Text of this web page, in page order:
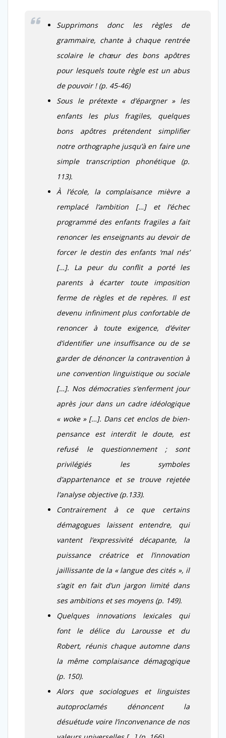
Supprimons donc les règles de
grammaire, chante à chaque rentrée
scolaire le chœur des bons apôtres
pour lesquels toute règle est un abus
de pouvoir ! (p. 45-46)
Sous le prétexte « d’épargner » les
enfants les plus fragiles, quelques
bons apôtres prétendent simplifier
notre orthographe jusqu’à en faire une
simple transcription phonétique (p.
113).
À l’école, la complaisance mièvre a
remplacé l’ambition […] et l’échec
programmé des enfants fragiles a fait
renoncer les enseignants au devoir de
forcer le destin des enfants ‘mal nés’
[…]. La peur du conflit a porté les
parents à écarter toute imposition
ferme de règles et de repères. Il est
devenu infiniment plus confortable de
renoncer à toute exigence, d’éviter
d’identifier une insuffisance ou de se
garder de dénoncer la contravention à
une convention linguistique ou sociale
[…]. Nos démocraties s’enferment jour
après jour dans un cadre idéologique
« woke » […]. Dans cet enclos de bien-
pensance est interdit le doute, est
refusé le questionnement ; sont
privilégiés les symboles
d’appartenance et se trouve rejetée
l’analyse objective (p.133).
Contrairement à ce que certains
démagogues laissent entendre, qui
vantent l’expressivité décapante, la
puissance créatrice et l’innovation
jaillissante de la « langue des cités », il
s’agit en fait d’un jargon limité dans
ses ambitions et ses moyens (p. 149).
Quelques innovations lexicales qui
font le délice du Larousse et du
Robert, réunis chaque automne dans
la même complaisance démagogique
(p. 150).
Alors que sociologues et linguistes
autoproclamés dénoncent la
désuétude voire l’inconvenance de nos